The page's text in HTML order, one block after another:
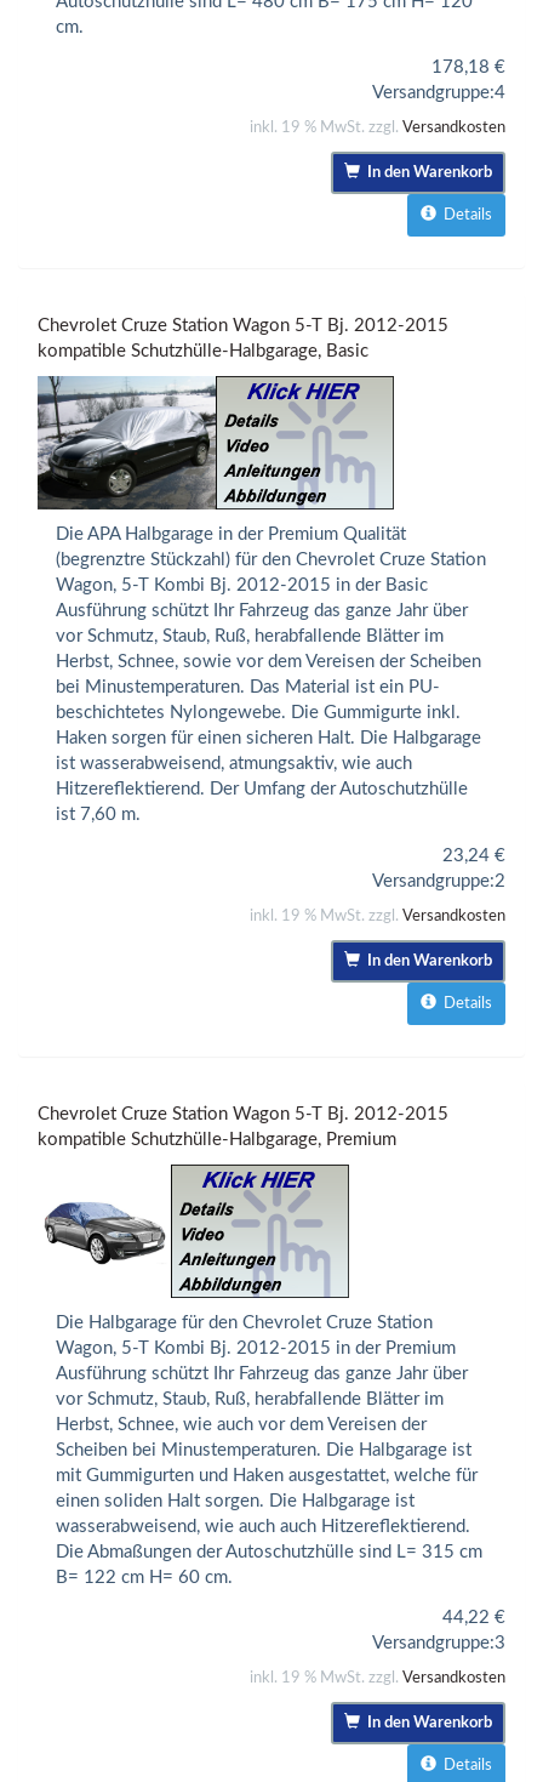
cm.
178,18 €
Versandgruppe:4
inkl. 19 % MwSt. zzgl. Versandkosten
In den Warenkorb
Details
Chevrolet Cruze Station Wagon 5-T Bj. 2012-2015
kompatible Schutzhülle-Halbgarage, Basic
Die APA Halbgarage in der Premium Qualität
(begrenztre Stückzahl) für den Chevrolet Cruze Station
Wagon, 5-T Kombi Bj. 2012-2015 in der Basic
Ausführung schützt Ihr Fahrzeug das ganze Jahr über
vor Schmutz, Staub, Ruß, herabfallende Blätter im
Herbst, Schnee, sowie vor dem Vereisen der Scheiben
bei Minustemperaturen. Das Material ist ein PU-
beschichtetes Nylongewebe. Die Gummigurte inkl.
Haken sorgen für einen sicheren Halt. Die Halbgarage
ist wasserabweisend, atmungsaktiv, wie auch
Hitzereflektierend. Der Umfang der Autoschutzhülle
ist 7,60 m.
23,24 €
Versandgruppe:2
inkl. 19 % MwSt. zzgl. Versandkosten
In den Warenkorb
Details
Chevrolet Cruze Station Wagon 5-T Bj. 2012-2015
kompatible Schutzhülle-Halbgarage, Premium
Die Halbgarage für den Chevrolet Cruze Station
Wagon, 5-T Kombi Bj. 2012-2015 in der Premium
Ausführung schützt Ihr Fahrzeug das ganze Jahr über
vor Schmutz, Staub, Ruß, herabfallende Blätter im
Herbst, Schnee, wie auch vor dem Vereisen der
Scheiben bei Minustemperaturen. Die Halbgarage ist
mit Gummigurten und Haken ausgestattet, welche für
einen soliden Halt sorgen. Die Halbgarage ist
wasserabweisend, wie auch auch Hitzereflektierend.
Die Abmaßungen der Autoschutzhülle sind L= 315 cm
B= 122 cm H= 60 cm.
44,22 €
Versandgruppe:3
inkl. 19 % MwSt. zzgl. Versandkosten
In den Warenkorb
Details